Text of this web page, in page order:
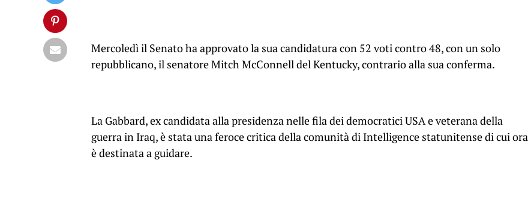
Mercoledì il Senato ha approvato la sua candidatura con 52 voti contro 48, con un solo
repubblicano, il senatore Mitch McConnell del Kentucky, contrario alla sua conferma.
La Gabbard, ex candidata alla presidenza nelle fila dei democratici USA e veterana della
guerra in Iraq, è stata una feroce critica della comunità di Intelligence statunitense di cui ora
è destinata a guidare.